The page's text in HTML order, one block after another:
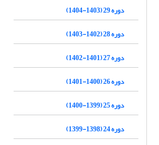
دوره 29 (1403-1404)
دوره 28 (1402-1403)
دوره 27 (1401-1402)
دوره 26 (1400-1401)
دوره 25 (1399-1400)
دوره 24 (1398-1399)